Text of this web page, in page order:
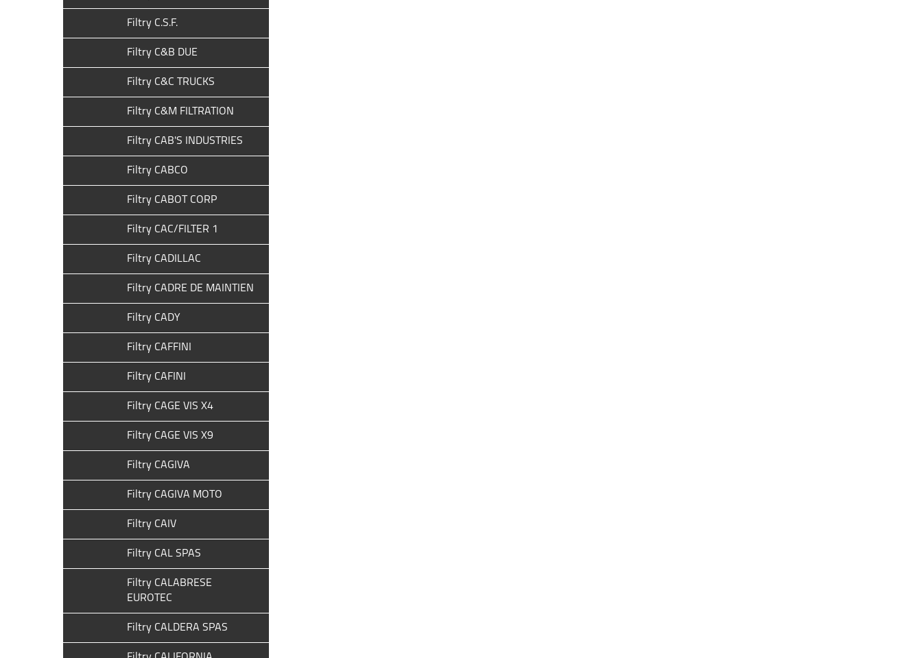
Filtry C.S.F.
Filtry C&B DUE
Filtry C&C TRUCKS
Filtry C&M FILTRATION
Filtry CAB'S INDUSTRIES
Filtry CABCO
Filtry CABOT CORP
Filtry CAC/FILTER 1
Filtry CADILLAC
Filtry CADRE DE MAINTIEN
Filtry CADY
Filtry CAFFINI
Filtry CAFINI
Filtry CAGE VIS X4
Filtry CAGE VIS X9
Filtry CAGIVA
Filtry CAGIVA MOTO
Filtry CAIV
Filtry CAL SPAS
Filtry CALABRESE
EUROTEC
Filtry CALDERA SPAS